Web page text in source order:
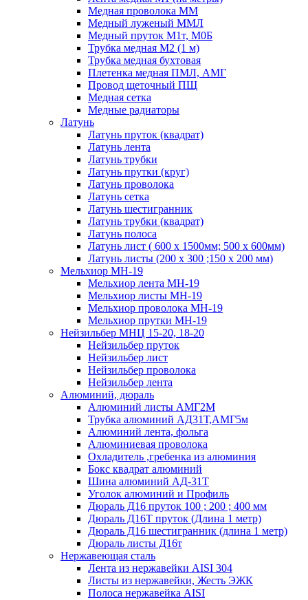
Медная проволока ММ
Медный луженый ММЛ
Медный пруток М1т, М0Б
Трубка медная М2 (1 м)
Трубка медная бухтовая
Плетенка медная ПМЛ, АМГ
Провод щеточный ПЩ
Медная сетка
Медные радиаторы
Латунь
Латунь пруток (квадрат)
Латунь лента
Латунь трубки
Латунь прутки (круг)
Латунь проволока
Латунь сетка
Латунь шестигранник
Латунь трубки (квадрат)
Латунь полоса
Латунь лист ( 600 х 1500мм; 500 х 600мм)
Латунь листы (200 х 300 ;150 х 200 мм)
Мельхиор МН-19
Мельхиор лента МН-19
Мельхиор листы МН-19
Мельхиор проволока МН-19
Мельхиор прутки МН-19
Нейзильбер МНЦ 15-20, 18-20
Нейзильбер пруток
Нейзильбер лист
Нейзильбер проволока
Нейзильбер лента
Алюминий, дюраль
Алюминий листы АМГ2М
Трубка алюминий АД31Т,АМГ5м
Алюминий лента, фольга
Алюминиевая проволока
Охладитель ,гребенка из алюминия
Бокс квадрат алюминий
Шина алюминий АД-31Т
Уголок алюминий и Профиль
Дюраль Д16 пруток 100 ; 200 ; 400 мм
Дюраль Д16Т пруток (Длина 1 метр)
Дюраль Д16 шестигранник (длина 1 метр)
Дюраль листы Д16т
Нержавеющая сталь
Лента из нержавейки AISI 304
Листы из нержавейки, Жесть ЭЖК
Полоса нержавейка АISI